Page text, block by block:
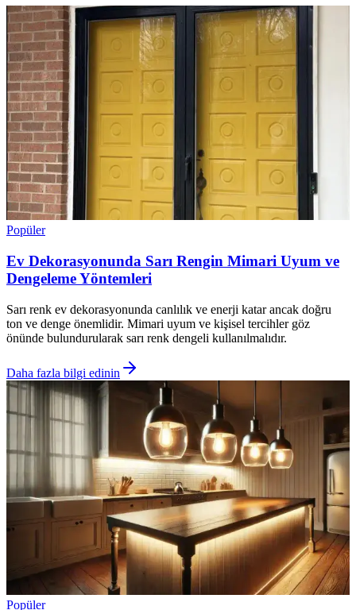
Popüler
Ev Dekorasyonunda Sarı Rengin Mimari Uyum ve
Dengeleme Yöntemleri
Sarı renk ev dekorasyonunda canlılık ve enerji katar ancak doğru
ton ve denge önemlidir. Mimari uyum ve kişisel tercihler göz
önünde bulundurularak sarı renk dengeli kullanılmalıdır.
Daha fazla bilgi edinin
Popüler